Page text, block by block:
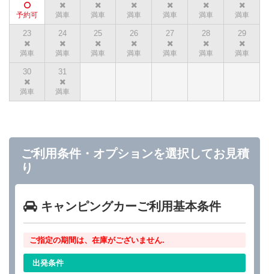
23 24 25 26 27 28 29
30 31
ご利用条件・オプションを選択してお見積
り
キャンピングカーご利用基本条件
ご指定の期間は、在庫がございません.
出発条件